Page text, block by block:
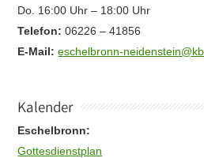
Do. 16:00 Uhr – 18:00 Uhr
Telefon: 06226 – 41856
E-Mail: eschelbronn-
Kalender
Eschelbronn:
Gottesdienstplan